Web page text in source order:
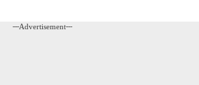
---Advertisement---